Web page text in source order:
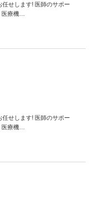
任せします! 医師のサポー
療機…
任せします! 医師のサポー
療機…